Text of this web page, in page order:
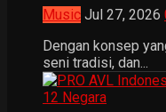
Music Jul 27, 2026
Dengan konsep
seni tradisi, dan...